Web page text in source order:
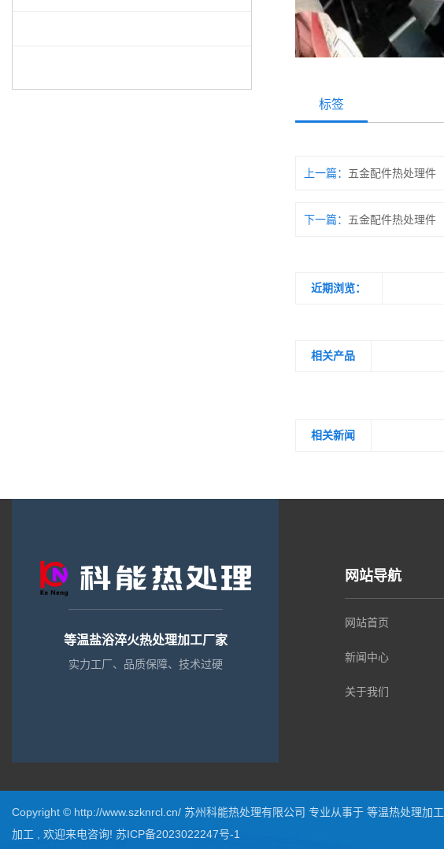
标签
上一篇： 五金配件热处理件
下一篇： 五金配件热处理件
近期浏览：
相关产品
相关新闻
等温盐浴淬火热处理加工厂家
实力工厂、品质保障、技术过硬
网站导航
网站首页
新闻中心
关于我们
Copyright © http://www.szknrcl.cn/ 苏州科能热处理有限公司 专业从事于 等温热处理加工
加工 , 欢迎来电咨询! 苏ICP备2023022247号-1